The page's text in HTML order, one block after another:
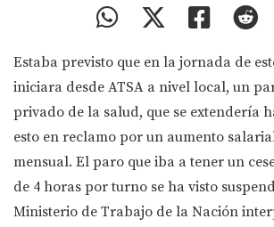
Estaba previsto que en la jornada de
iniciara desde ATSA a nivel local, un
privado de la salud, que se extendería
esto en reclamo por un aumento
mensual. El paro que iba a tener un
de 4 horas por turno se ha visto
Ministerio de Trabajo de la Nación